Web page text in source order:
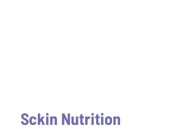
Sckin Nutrition